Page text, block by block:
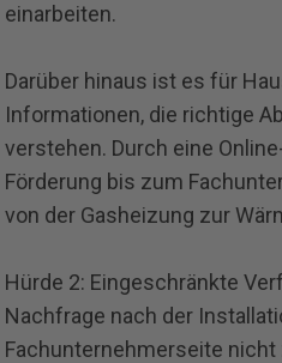
einarbeiten.
Darüber hinaus ist es für
Informationen, die richtige
verstehen. Durch eine
Förderung bis zum
von der Gasheizung zur
Hürde 2: Eingeschränkte
Nachfrage nach der
Fachunternehmerseite